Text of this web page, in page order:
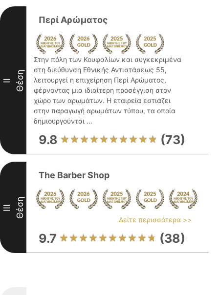
II Θέση
Περί Αρώματος
Στην πόλη των Κουφαλίων και συγκεκριμένα
στη διεύθυνση Εθνικής Αντιστάσεως 55,
λειτουργεί η επιχείρηση Περί Αρώματος,
φέρνοντας μια ιδιαίτερη προσέγγιση στον
χώρο των αρωμάτων. Η εταιρεία εστιάζει
στην παραγωγή αρωμάτων τύπου, τα οποία
δημιουργούνται ...
9.8 (73)
III Θέση
The Barber Shop
Δείτε περισσότερα >>
9.7 (38)